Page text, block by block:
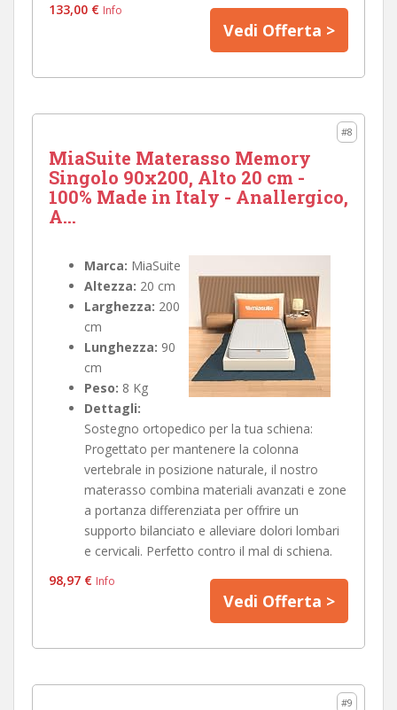
133,00 € Info
Vedi Offerta >
#8
MiaSuite Materasso Memory
Singolo 90x200, Alto 20 cm -
100% Made in Italy - Anallergico,
A...
Marca: MiaSuite
Altezza: 20 cm
Larghezza: 200
cm
Lunghezza: 90
cm
Peso: 8 Kg
Dettagli:
Sostegno ortopedico per la tua schiena:
Progettato per mantenere la colonna
vertebrale in posizione naturale, il nostro
materasso combina materiali avanzati e zone
a portanza differenziata per offrire un
supporto bilanciato e alleviare dolori lombari
e cervicali. Perfetto contro il mal di schiena.
98,97 € Info
Vedi Offerta >
#9